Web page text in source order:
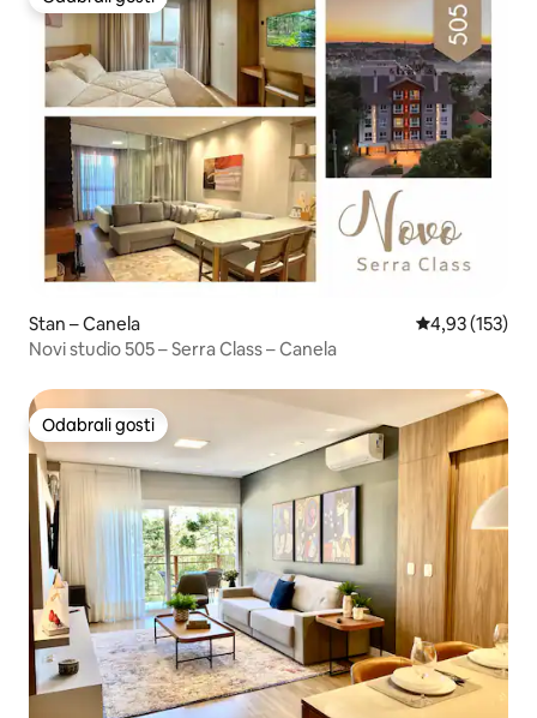
Odabrali gosti
Stan – Canela Prosječna
4,93 (153)
Novi studio 505 – Serra Class – Canela
Odabrali gosti
Odabrali gosti